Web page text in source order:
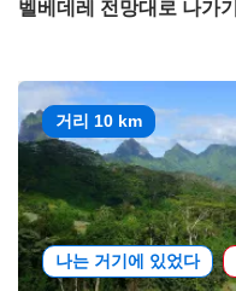
벨베데레 전망대로 나가기
거리 10 km
나는 거기에 있었다